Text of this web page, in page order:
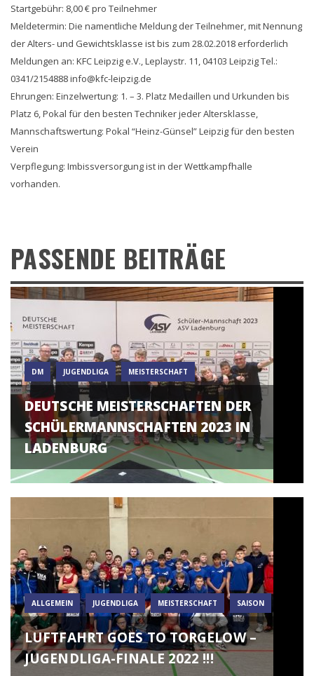
Startgebühr: 8,00 € pro Teilnehmer
Meldetermin: Die namentliche Meldung der Teilnehmer, mit Nennung
der Alters- und Gewichtsklasse ist bis zum 28.02.2018 erforderlich
Meldungen an: KFC Leipzig e.V., Leplaystr. 11, 04103 Leipzig Tel.:
0341/2154888 info@kfc-leipzig.de
Ehrungen: Einzelwertung: 1. – 3. Platz Medaillen und Urkunden bis
Platz 6, Pokal für den besten Techniker jeder Altersklasse,
Mannschaftswertung: Pokal “Heinz-Günsel” Leipzig für den besten
Verein
Verpflegung: Imbissversorgung ist in der Wettkampfhalle
vorhanden.
PASSENDE BEITRÄGE
DM JUGENDLIGA MEISTERSCHAFT
DEUTSCHE MEISTERSCHAFTEN DER
SCHÜLERMANNSCHAFTEN 2023 IN
LADENBURG
ALLGEMEIN JUGENDLIGA MEISTERSCHAFT SAISON
LUFTFAHRT GOES TO TORGELOW –
JUGENDLIGA-FINALE 2022 !!!